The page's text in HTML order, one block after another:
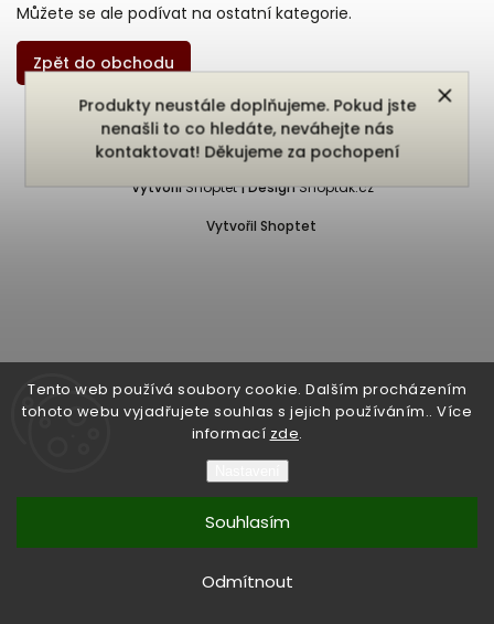
Tento web používá soubory cookie. Dalším procházením
tohoto webu vyjadřujete souhlas s jejich používáním.. Více
informací zde.
Odmítnout
Souhlasím
Produkty neustále doplňujeme. Pokud jste
nenašli to co hledáte, neváhejte nás
kontaktovat! Děkujeme za pochopení
Můžete se ale podívat na ostatní kategorie.
Zpět do obchodu
Vytvořil Shoptet
Copyright 2026Bukefalos. Všechna práva vyhrazena.
Vytvořil Shoptet | Design Shoptak.cz